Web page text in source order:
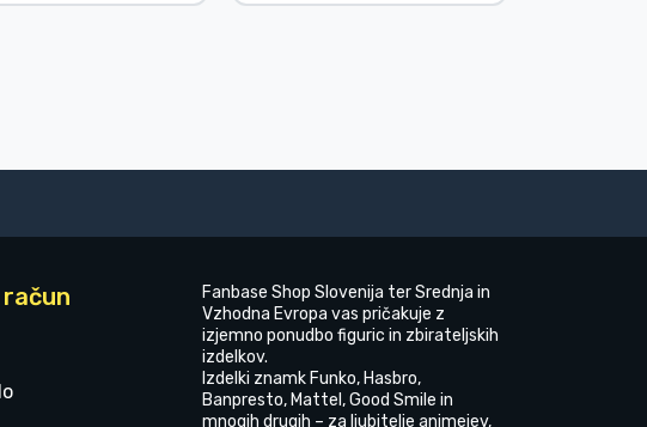
Fanbase Shop Slovenija ter Srednja in
Vzhodna Evropa vas pričakuje z
izjemno ponudbo figuric in zbirateljskih
izdelkov.
Izdelki znamk Funko, Hasbro,
Banpresto, Mattel, Good Smile in
mnogih drugih – za ljubitelje animejev,